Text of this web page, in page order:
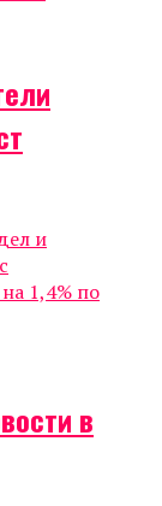
и
1,4% по
в